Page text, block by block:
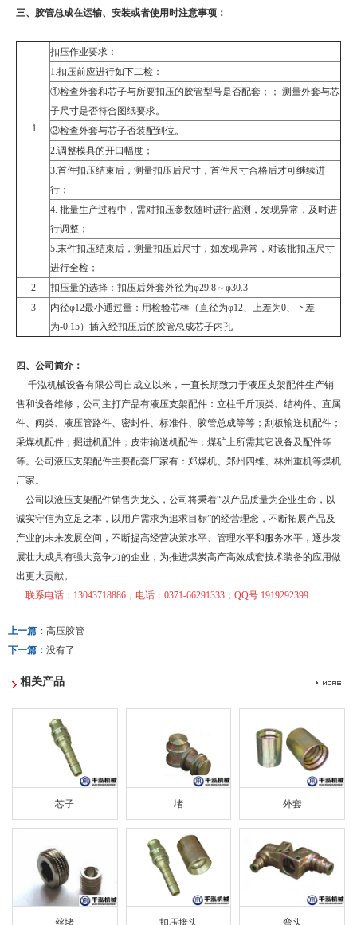
三、胶管总成在运输、安装或者使用时注意事项：
1
扣压作业要求：
1. 扣压前应进行如下二检：
①检查外套和芯子与所要扣压的胶管型号是否配套；； 测量外套与芯
子尺寸是否符合图纸要求。
②检查外套与芯子否装配到位。
2.调整模具的开口幅度；
3.首件扣压结束后，测量扣压后尺寸，首件尺寸合格后才可继续进
行；
4. 批量生产过程中，需对扣压参数随时进行监测，发现异常，及时进
行调整；
5.末件扣压结束后，测量扣压后尺寸，如发现异常，对该批扣压尺寸
进行全检；
2
扣压量的选择：扣压后外套外径为φ29.8～φ30.3
3
内径φ12最小通过量：用检验芯棒（直径为φ12、上差为0、下差
为-0.15）插入经扣压后的胶管总成芯子内孔
四、 公司简介：
千泓机械设备有限公司自成立以来，一直长期致力于液压支架配件生产销
售和设备维修，公司主打产品有液压支架配件：立柱千斤顶类、结构件、直属
件、阀类、液压管路件、密封件、标准件、胶管总成等等；刮板输送机配件；
采煤机配件；掘进机配件；皮带输送机配件；煤矿上所需其它设备及配件等
等。公司液压支架配件主要配套厂家有：郑煤机、郑州四维、林州重机等煤机
厂家。
公司以液压支架配件销售为龙头，公司将秉着“以产品质量为企业生命，以
诚实守信为立足之本，以用户需求为追求目标”的经营理念，不断拓展产品及
产业的未来发展空间，不断提高经营决策水平、管理水平和服务水平，逐步发
展壮大成具有强大竞争力的企业，为推进煤炭高产高效成套技术装备的应用做
出更大贡献。
联系电话： 13043718886 ；电话：0371-66291333 ； QQ号:1919292399
上一篇： 高压胶管
下一篇： 没有了
相关产品
芯子 堵 外套